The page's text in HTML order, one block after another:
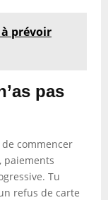
à prévoir
pas
commencer
paiements
Tu
refus de carte